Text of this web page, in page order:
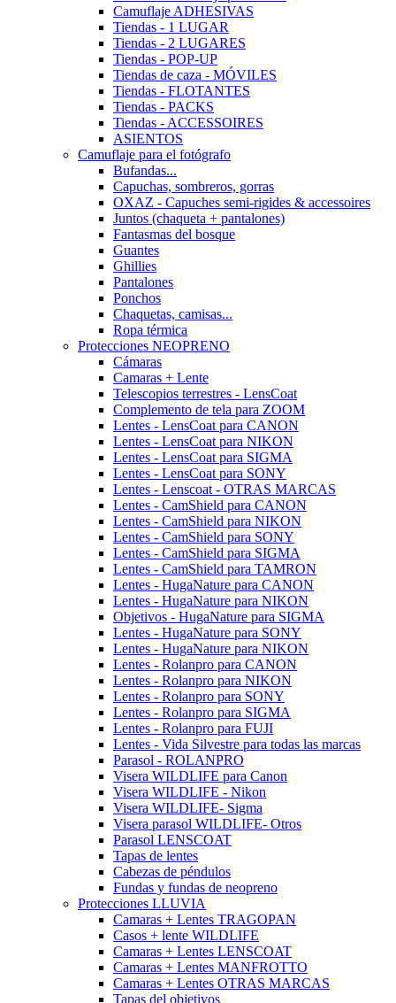
Camuflaje ADHESIVAS
Tiendas - 1 LUGAR
Tiendas - 2 LUGARES
Tiendas - POP-UP
Tiendas de caza - MÓVILES
Tiendas - FLOTANTES
Tiendas - PACKS
Tiendas - ACCESSOIRES
ASIENTOS
Camuflaje para el fotógrafo
Bufandas...
Capuchas, sombreros, gorras
OXAZ - Capuches semi-rigides & accessoires
Juntos (chaqueta + pantalones)
Fantasmas del bosque
Guantes
Ghillies
Pantalones
Ponchos
Chaquetas, camisas...
Ropa térmica
Protecciones NEOPRENO
Cámaras
Camaras + Lente
Telescopios terrestres - LensCoat
Complemento de tela para ZOOM
Lentes - LensCoat para CANON
Lentes - LensCoat para NIKON
Lentes - LensCoat para SIGMA
Lentes - LensCoat para SONY
Lentes - Lenscoat - OTRAS MARCAS
Lentes - CamShield para CANON
Lentes - CamShield para NIKON
Lentes - CamShield para SONY
Lentes - CamShield para SIGMA
Lentes - CamShield para TAMRON
Lentes - HugaNature para CANON
Lentes - HugaNature para NIKON
Objetivos - HugaNature para SIGMA
Lentes - HugaNature para SONY
Lentes - HugaNature para NIKON
Lentes - Rolanpro para CANON
Lentes - Rolanpro para NIKON
Lentes - Rolanpro para SONY
Lentes - Rolanpro para SIGMA
Lentes - Rolanpro para FUJI
Lentes - Vida Silvestre para todas las marcas
Parasol - ROLANPRO
Visera WILDLIFE para Canon
Visera WILDLIFE - Nikon
Visera WILDLIFE- Sigma
Visera parasol WILDLIFE- Otros
Parasol LENSCOAT
Tapas de lentes
Cabezas de péndulos
Fundas y fundas de neopreno
Protecciones LLUVIA
Camaras + Lentes TRAGOPAN
Casos + lente WILDLIFE
Camaras + Lentes LENSCOAT
Camaras + Lentes MANFROTTO
Camaras + Lentes OTRAS MARCAS
Tapas del objetivos